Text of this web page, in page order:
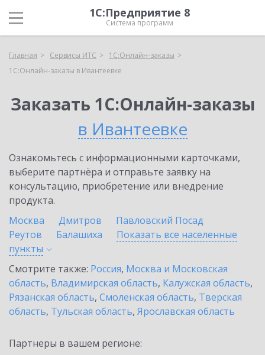
1С:Предприятие 8
Система программ
Главная Сервисы ИТС
1С:Онлайн-заказы
1С:Онлайн-заказы в Ивантеевке
Заказать 1С:Онлайн-заказы
в Ивантеевке
Ознакомьтесь с информационными карточками,
выберите партнёра и отправьте заявку на
консультацию, приобретение или внедрение
продукта.
Москва
Дмитров
Павловский Посад
Реутов
Балашиха
Показать все населенные
пункты
Смотрите также: Россия, Москва и Московская
область, Владимирская область, Калужская область,
Рязанская область, Смоленская область, Тверская
область, Тульская область, Ярославская область
Партнеры в вашем регионе: